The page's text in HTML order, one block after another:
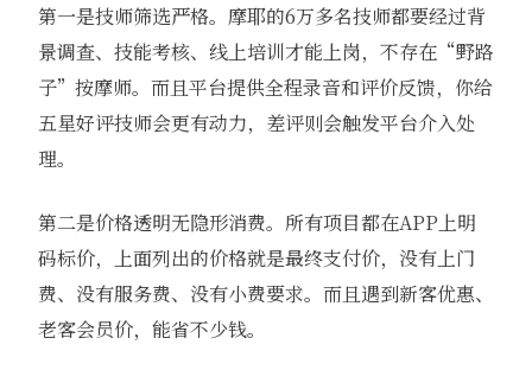
第一是技师筛选严格。摩耶的6万多名技师都要经过背
景调查、技能考核、线上培训才能上岗，不存在“野路
子”按摩师。而且平台提供全程录音和评价反馈，你给
五星好评技师会更有动力，差评则会触发平台介入处
理。
第二是价格透明无隐形消费。所有项目都在APP上明
码标价，上面列出的价格就是最终支付价，没有上门
费、没有服务费、没有小费要求。而且遇到新客优惠、
老客会员价，能省不少钱。